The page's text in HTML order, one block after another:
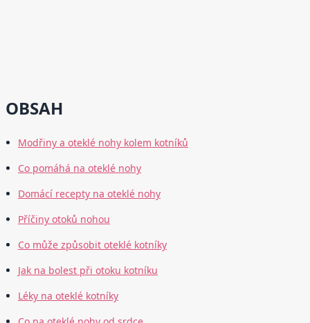
OBSAH
Modřiny a oteklé nohy kolem kotníků
Co pomáhá na oteklé nohy
Domácí recepty na oteklé nohy
Příčiny otoků nohou
Co může způsobit oteklé kotníky
Jak na bolest při otoku kotníku
Léky na oteklé kotníky